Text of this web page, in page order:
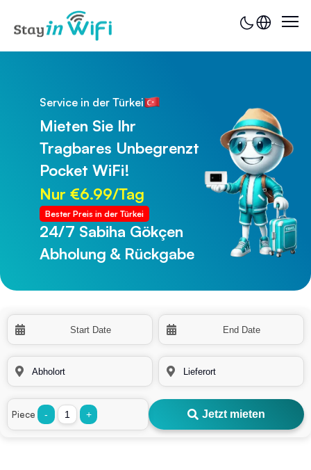
Service in der Türkei
Mieten Sie Ihr
Tragbares Unbegrenzt
Pocket WiFi!
Nur €6.99/Tag
Bester Preis in der Türkei
24/7 Sabiha Gökçen
Abholung & Rückgabe
24/7 Trabzon Flughafen
Abholung & Rückgabe
Piece - + Jetzt mieten